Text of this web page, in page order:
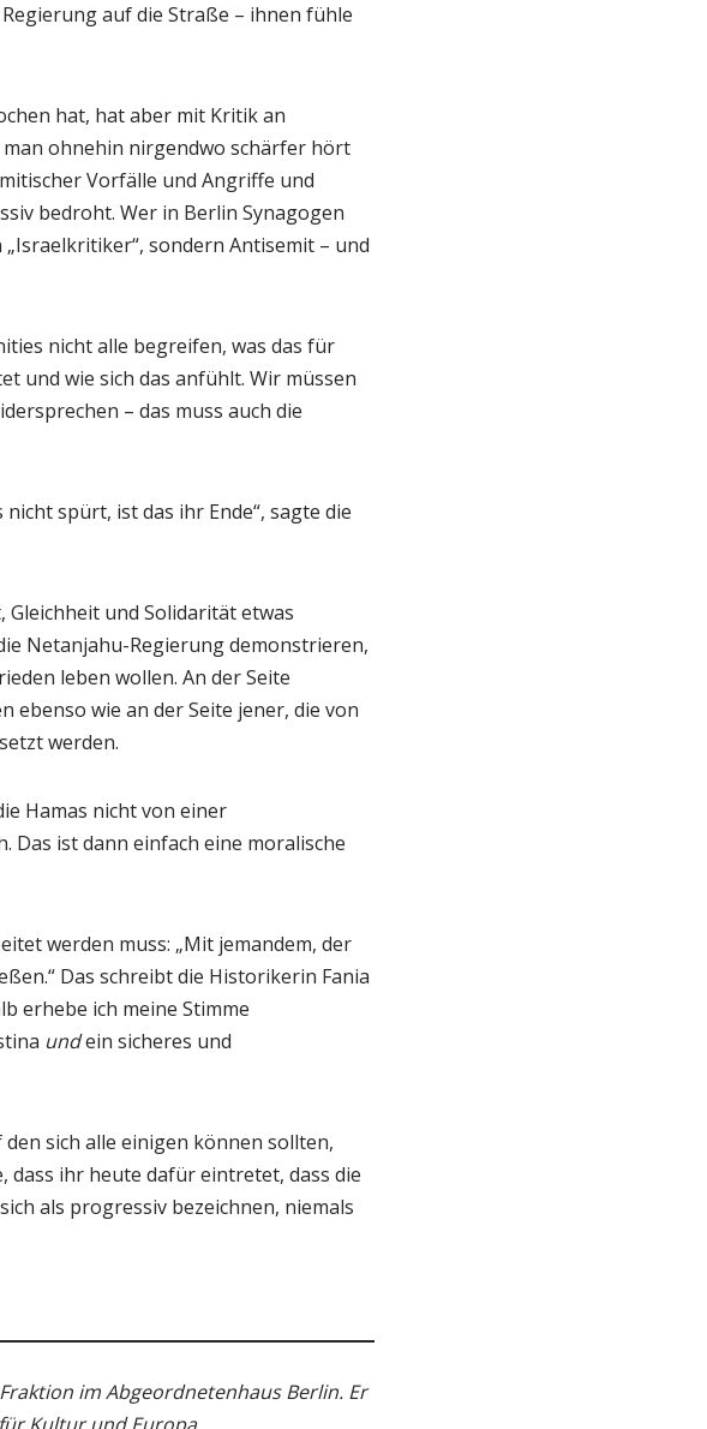
auf die Straße – ihnen fühle
hat, hat aber mit Kritik an
ohnehin nirgendwo schärfer hört
Vorfälle und Angriffe und
bedroht. Wer in Berlin Synagogen
sondern Antisemit – und
nicht alle begreifen, was das für
und wie sich das anfühlt. Wir müssen
– das muss auch die
spürt, ist das ihr Ende“, sagte die
Gleichheit und Solidarität etwas
Netanjahu-Regierung demonstrieren,
leben wollen. An der Seite
ebenso wie an der Seite jener, die von
werden.
Hamas nicht von einer
Das ist dann einfach eine moralische
werden muss: „Mit jemandem, der
Das schreibt die Historikerin Fania
erhebe ich meine Stimme
undein sicheres und
sich alle einigen können sollten,
dass ihr heute dafür eintretet, dass die
als progressiv bezeichnen, niemals
im Abgeordnetenhaus Berlin. Er